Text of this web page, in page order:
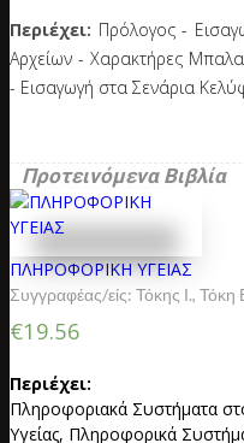
Περιέχει: Πρόλογος -
Αρχείων - Χαρακτήρες
- Εισαγωγή στα Σενάρια
Προτεινόμενα Βιβλία
ΠΛΗΡΟΦΟΡΙΚΗ ΥΓΕΙΑΣ
Συγγραφέας/είς: Τόκης Ι., Τόκη
€19.56
Περιέχει:
Πληροφοριακά Συστήματα
Υγείας, Πληροφορικά